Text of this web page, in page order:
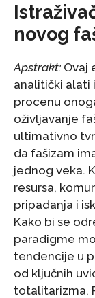
novog
Apstrakt: Ovaj
analitički alati
procenu
oživljavanje
ultimativno
da fašizam
jednog veka.
resursa,
pripadanja i
Kako bi se
paradigme
tendencije u
od ključnih
totalitarizma.